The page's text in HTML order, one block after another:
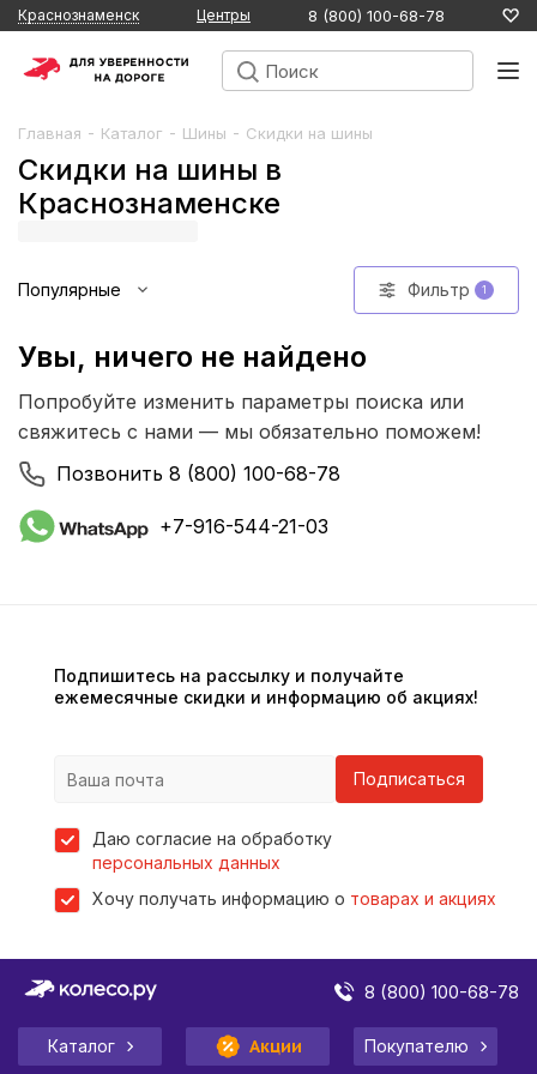
Краснознаменск Центры 8 (800) 100-68-78
Главная - Каталог - Шины - Скидки на шины
Скидки на шины в
Краснознаменске
Популярные Фильтр 1
Увы, ничего не найдено
Попробуйте изменить параметры поиска или
свяжитесь с нами — мы обязательно поможем!
Позвонить 8 (800) 100-68-78
+7-916-544-21-03
Подпишитесь на рассылку и получайте
ежемесячные скидки и информацию об акциях!
Подписаться
Даю согласие на обработку
персональных данных
Хочу получать информацию о товарах и акциях
8 (800) 100-68-78
Каталог Акции Покупателю